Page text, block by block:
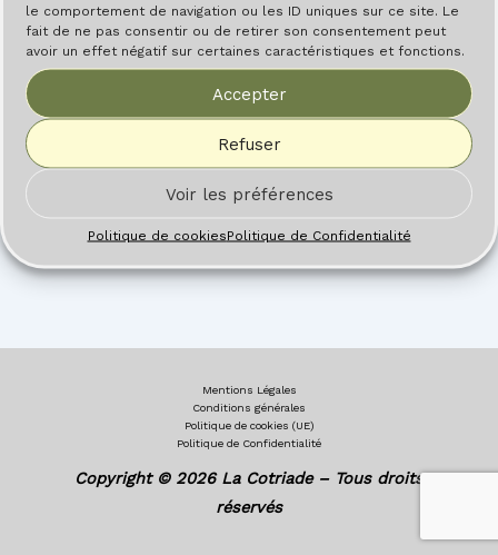
le comportement de navigation ou les ID uniques sur ce site. Le
fait de ne pas consentir ou de retirer son consentement peut
avoir un effet négatif sur certaines caractéristiques et fonctions.
Accepter
Refuser
Voir les préférences
Politique de cookiesPolitique de Confidentialité
Mentions Légales
Conditions générales
Politique de cookies (UE)
Politique de Confidentialité
Copyright © 2026 La Cotriade – Tous droits
réservés